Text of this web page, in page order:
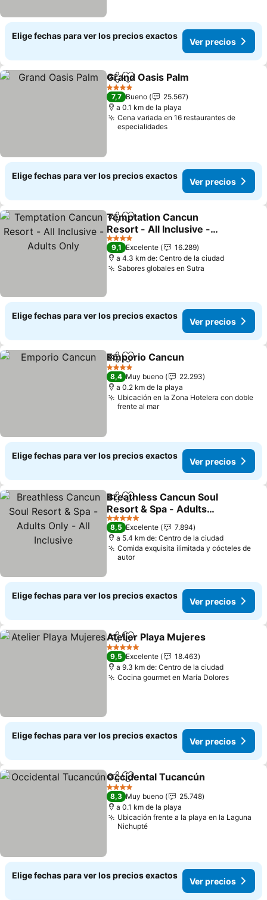
Elige fechas para ver los precios exactos
Ver precios
CompartirAgregar a favoritos
Grand Oasis Palm
4 Estrellas
7,7 Bueno
25.567
a 0.1 km de la playa
Cena variada en 16 restaurantes de
especialidades
Elige fechas para ver los precios exactos
Ver precios
Compartir
Agregar a favoritos
Temptation Cancun
Resort - All Inclusive -
Adults Only
Ver precios
4 Estrellas
9,1 Excelente
16.289
a 4.3 km de: Centro de la ciudad
Sabores globales en Sutra
Elige fechas para ver los precios exactos
Ver precios
CompartirAgregar a favoritos
Emporio Cancun
4 Estrellas
8,4 Muy bueno
22.293
a 0.2 km de la playa
Ubicación en la Zona Hotelera con doble
frente al mar
Elige fechas para ver los precios exactos
Ver precios
CompartirAgregar a favoritos
Breathless Cancun Soul
Resort & Spa - Adults
Only - All Inclusive
Ver precios
5 Estrellas
8,5 Excelente
7.894
a 5.4 km de: Centro de la ciudad
Comida exquisita ilimitada y cócteles de
autor
Elige fechas para ver los precios exactos
Ver precios
CompartirAgregar a favoritos
Atelier Playa Mujeres
5 Estrellas
9,5 Excelente
18.463
a 9.3 km de: Centro de la ciudad
Cocina gourmet en María DoloresVer
Elige fechas para ver los precios exactos
Ver precios
CompartirAgregar a favoritos
Occidental Tucancún
4 Estrellas
8,3 Muy bueno
25.748
a 0.1 km de la playa
Ubicación frente a la playa en la Laguna
Nichupté
Elige fechas para ver los precios exactos
Ver precios